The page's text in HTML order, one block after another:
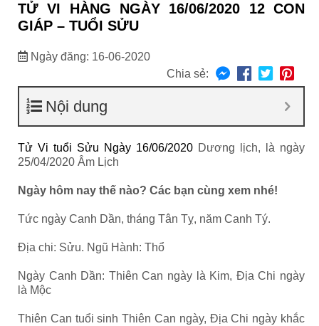
TỬ VI HÀNG NGÀY 16/06/2020 12 CON
GIÁP – TUỔI SỬU
Ngày đăng: 16-06-2020
Chia sẻ:
Nội dung
Tử Vi tuổi Sửu Ngày 16/06/2020 Dương lịch, là ngày
25/04/2020 Âm Lịch
Ngày hôm nay thế nào? Các bạn cùng xem nhé!
Tức ngày Canh Dần, tháng Tân Tỵ, năm Canh Tý.
Địa chi: Sửu. Ngũ Hành: Thổ
Ngày Canh Dần: Thiên Can ngày là Kim, Địa Chi ngày
là Mộc
Thiên Can tuổi sinh Thiên Can ngày, Địa Chi ngày khắc